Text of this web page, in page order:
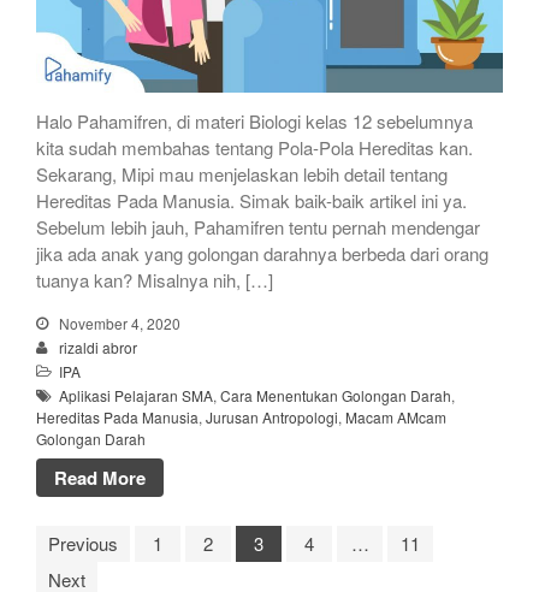
Halo Pahamifren, di materi Biologi kelas 12 sebelumnya
kita sudah membahas tentang Pola-Pola Hereditas kan.
Sekarang, Mipi mau menjelaskan lebih detail tentang
Hereditas Pada Manusia. Simak baik-baik artikel ini ya.
Sebelum lebih jauh, Pahamifren tentu pernah mendengar
jika ada anak yang golongan darahnya berbeda dari orang
tuanya kan? Misalnya nih, […]
November 4, 2020
rizaldi abror
IPA
Aplikasi Pelajaran SMA, Cara Menentukan Golongan Darah,
Hereditas Pada Manusia, Jurusan Antropologi, Macam AMcam
Golongan Darah
Read More
Previous 1 2 3 4 …
11
Next